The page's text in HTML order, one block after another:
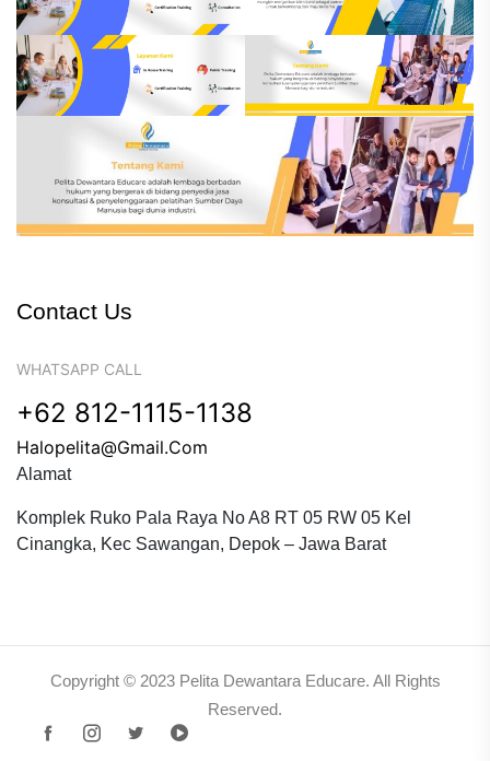
Contact Us
WHATSAPP CALL
+62 812-1115-1138
Halopelita@gmail.com
Alamat
Komplek Ruko Pala Raya No A8 RT 05 RW 05 Kel
Cinangka, Kec Sawangan, Depok – Jawa Barat
Copyright © 2023 Pelita Dewantara Educare. All Rights
Reserved.